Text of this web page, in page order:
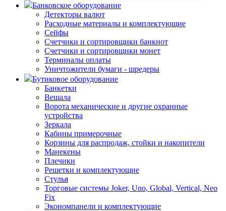
Банковское оборудование
Детекторы валют
Расходные материалы и комплектующие
Сейфы
Счетчики и сортировщики банкнот
Счетчики и сортировщики монет
Терминалы оплаты
Уничтожители бумаги - шредеры
Бутиковое оборудование
Банкетки
Вешала
Ворота механические и другие охранные
устройства
Зеркала
Кабины примерочные
Корзины для распродаж, стойки и накопители
Манекены
Плечики
Решетки и комплектующие
Стулья
Торговые системы Joker, Uno, Global, Vertical, Neo
Fix
Экономпанели и комплектующие